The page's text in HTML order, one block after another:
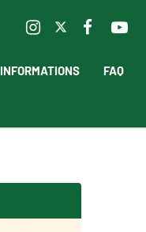
INFORMATIONS FAQ